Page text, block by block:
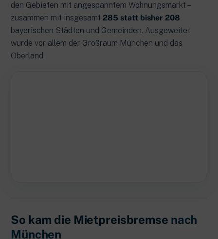
den Gebieten mit angespanntem Wohnungsmarkt –
zusammen mit insgesamt 285 statt bisher 208
bayerischen Städten und Gemeinden. Ausgeweitet
wurde vor allem der Großraum München und das
Oberland.
So kam die Mietpreisbremse nach
München